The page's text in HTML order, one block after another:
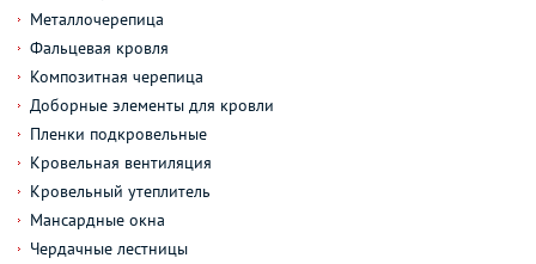
Металлочерепица
Фальцевая кровля
Композитная черепица
Доборные элементы для кровли
Пленки подкровельные
Кровельная вентиляция
Кровельный утеплитель
Мансардные окна
Чердачные лестницы